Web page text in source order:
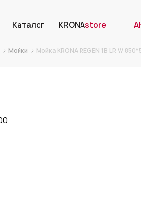
Каталог KRONAstore
Мойки Мойка KRONA REGEN 1B LR W